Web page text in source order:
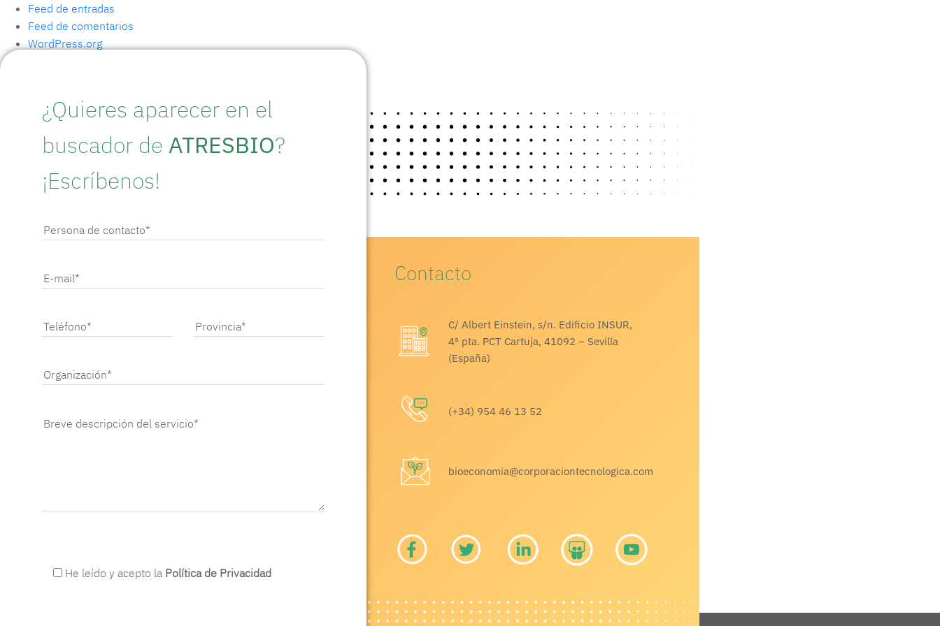
Feed de entradas
Feed de comentarios
WordPress.org
¿Quieres aparecer en el
buscador de ATRESBIO?
¡Escríbenos!
He leído y acepto la Política de Privacidad
Contacto
C/ Albert Einstein, s/n. Edificio INSUR,
4ª pta. PCT Cartuja, 41092 – Sevilla
(España)
(+34) 954 46 13 52
bioeconomia@corporaciontecnologica.com